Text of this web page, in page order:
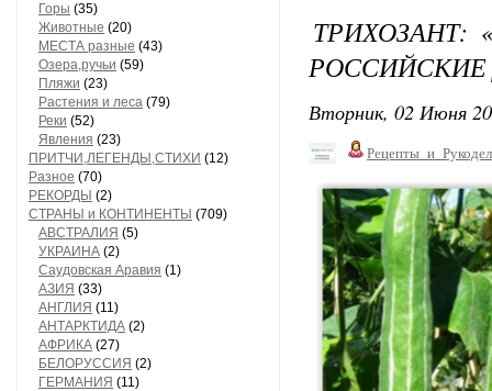
Горы (35)
Животные (20)
МЕСТА разные (43)
Озера,ручьи (59)
Пляжи (23)
Растения и леса (79)
Реки (52)
Явления (23)
ПРИТЧИ,ЛЕГЕНДЫ,СТИХИ (12)
Разное (70)
РЕКОРДЫ (2)
СТРАНЫ и КОНТИНЕНТЫ (709)
АВСТРАЛИЯ (5)
УКРАИНА (2)
Саудовская Аравия (1)
АЗИЯ (33)
АНГЛИЯ (11)
АНТАРКТИДА (2)
АФРИКА (27)
БЕЛОРУССИЯ (2)
ГЕРМАНИЯ (11)
ТРИХОЗАНТ:
РОССИЙСКИЕ
Вторник, 02 Июня